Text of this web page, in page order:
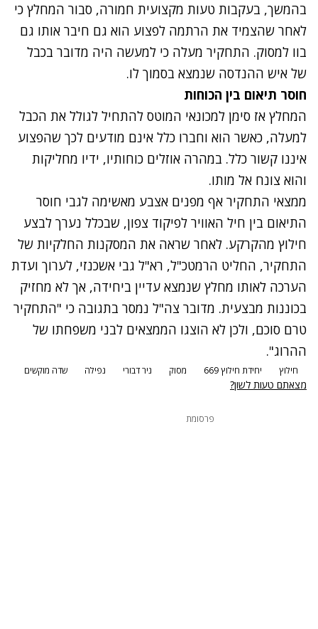
בהמשך, בעקבות טעות מקצועית חמורה, סבור המחלץ כי
לאחר שהצמיד את הרתמה לפצוע הוא גם חיבר אותו גם
בוו למסוק. התחקיר מעלה כי למעשה היה מדובר בכבל
של איש ההנדסה שנמצא בסמוך לו.
חוסר תיאום בין הכוחות
המחלץ אז סימן למכונאי המוטס להתחיל לגולל את הכבל
למעלה, כאשר הוא וחברו כלל אינם מודעים לכך שהפצוע
איננו קשור כלל. במהרה אוזלים כוחותיו, ידיו מחליקות
והוא צונח אל מותו.
ממצאי התחקיר אף מפנים אצבע מאשימה לגבי חוסר
התיאום בין חיל האוויר לפיקוד צפון, שבכלל נערך לבצע
חילוץ מהקרקע. לאחר שראה את המסקנות החלקיות של
התחקיר, החליט הרמטכ"ל, רא"ל גבי אשכנזי, לערוך ועדת
הערכה לאותו מחלץ שנמצא עדיין ביחידה, אך לא מחזיק
בכוננות מבצעית. מדובר צה"ל נמסר בתגובה כי "התחקיר
טרם סוכם, ולכן לא הוצגו הממצאים לבני משפחתו של
ההרוג".
חילוץ יחידת חילוץ 669 מסוק ניר דבורי נפילה שדה מוקשים
מצאתם טעות לשון?
פרסומת